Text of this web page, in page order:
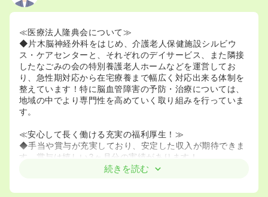
≪医療法人隆典会について≫
◆片木脳神経外科をはじめ、介護老人保健施設シルビウ
ス・ケアセンターと、それぞれのデイサービス、また隣接
したなごみの会の特別養護老人ホームなどを運営してお
り、急性期対応から在宅療養まで幅広く対応出来る体制を
整えています！特に脳血管障害の予防・治療については、
地域の中でより専門性を高めていく取り組みを行っていま
す。
≪安心して長く働ける充実の福利厚生！≫
◆手当や賞与が充実しており、安定した収入が期待できま
す。賞与は嬉しい3ヶ月分の実績があります！
◆託児所完備なので、小さなお子さんがいる方も安心して
続きを読む